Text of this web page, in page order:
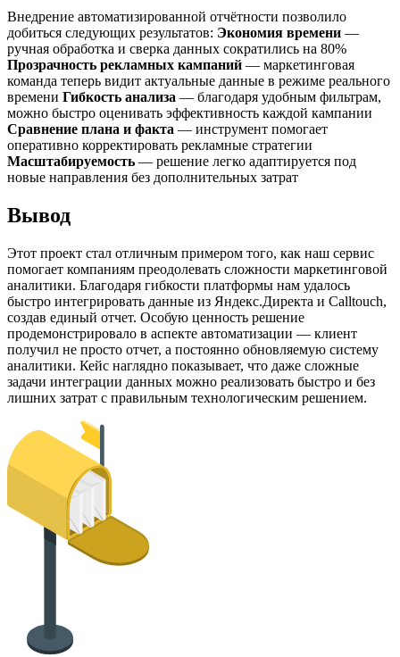
Внедрение автоматизированной отчётности позволило
добиться следующих результатов: Экономия времени —
ручная обработка и сверка данных сократились на 80%
Прозрачность рекламных кампаний — маркетинговая
команда теперь видит актуальные данные в режиме реального
времени Гибкость анализа — благодаря удобным фильтрам,
можно быстро оценивать эффективность каждой кампании
Сравнение плана и факта — инструмент помогает
оперативно корректировать рекламные стратегии
Масштабируемость — решение легко адаптируется под
новые направления без дополнительных затрат
Вывод
Этот проект стал отличным примером того, как наш сервис
помогает компаниям преодолевать сложности маркетинговой
аналитики. Благодаря гибкости платформы нам удалось
быстро интегрировать данные из Яндекс.Директа и Calltouch,
создав единый отчет. Особую ценность решение
продемонстрировало в аспекте автоматизации — клиент
получил не просто отчет, а постоянно обновляемую систему
аналитики. Кейс наглядно показывает, что даже сложные
задачи интеграции данных можно реализовать быстро и без
лишних затрат с правильным технологическим решением.